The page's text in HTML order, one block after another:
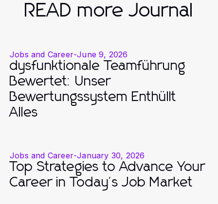
READ more Journal
Jobs and Career-June 9, 2026
dysfunktionale Teamführung
Bewertet: Unser
Bewertungssystem Enthüllt
Alles
Jobs and Career-January 30, 2026
Top Strategies to Advance Your
Career in Today's Job Market